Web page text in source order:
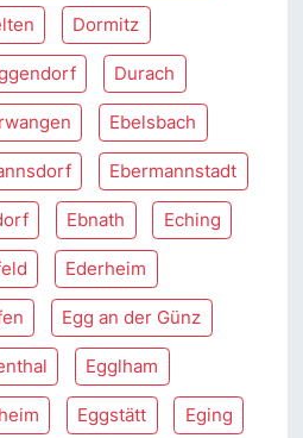
Dormitz
Durach
Ebelsbach
Ebermannstadt
Ebnath Eching
Ederheim
Egg an der Günz
Egglham
Eggstätt Eging